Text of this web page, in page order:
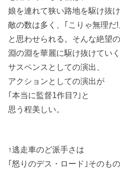
娘を連れて狭い路地を駆け抜け
敵の数は多く、｢こりゃ無理だ!
と思わせられる。そんな絶望の
淵の淵を華麗に駆け抜けていく
サスペンスとしての演出、
アクションとしての演出が
｢本当に監督1作目?｣と
思う程美しい。
↑逃走車のど派手さは
｢怒りのデス・ロード｣そのもの